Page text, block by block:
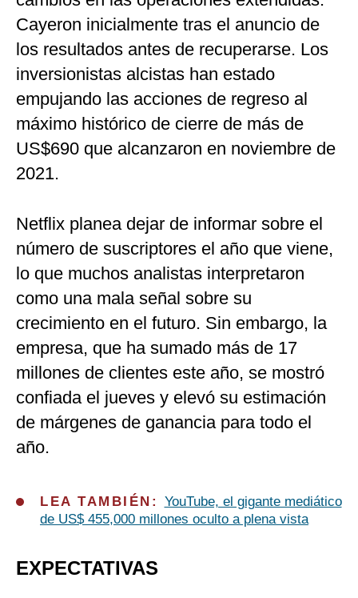
Cayeron inicialmente tras el anuncio de
los resultados antes de recuperarse. Los
inversionistas alcistas han estado
empujando las acciones de regreso al
máximo histórico de cierre de más de
US$690 que alcanzaron en noviembre de
2021.
Netflix planea dejar de informar sobre el
número de suscriptores el año que viene,
lo que muchos analistas interpretaron
como una mala señal sobre su
crecimiento en el futuro. Sin embargo, la
empresa, que ha sumado más de 17
millones de clientes este año, se mostró
confiada el jueves y elevó su estimación
de márgenes de ganancia para todo el
año.
LEA TAMBIÉN: YouTube, el gigante mediático
de US$ 455,000 millones oculto a plena vista
EXPECTATIVAS